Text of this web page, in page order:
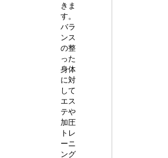
きま
す。
バラ
ンス
の整
った
身体
に対
して
エス
テや
加圧
トレ
ーニ
ング